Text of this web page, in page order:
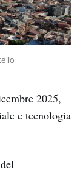
2025,
e tecnologia